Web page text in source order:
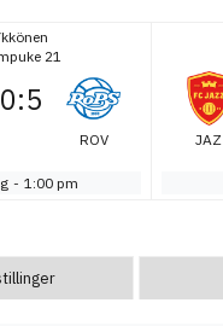
21
0:5
ROV
- 1:00 pm
JAZ